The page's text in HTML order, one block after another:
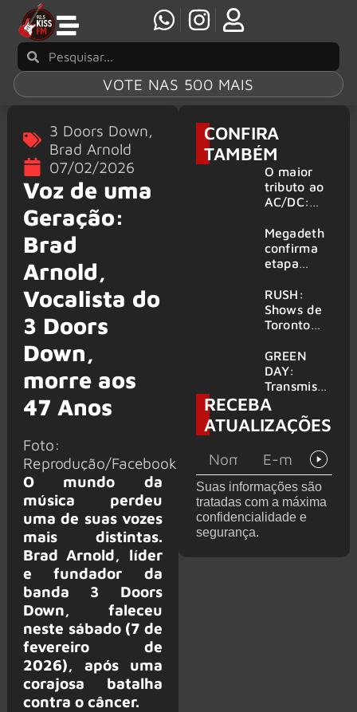
VOTE NAS 500 MAIS
3 Doors Down,
Brad Arnold
07/02/2026
Voz de uma
Geração:
Brad
Arnold,
Vocalista do
3 Doors
Down,
morre aos
47 Anos
Foto:
Reprodução/Facebook
O mundo da
música perdeu
uma de suas vozes
mais distintas.
Brad Arnold, líder
e fundador da
banda 3 Doors
Down, faleceu
neste sábado (7 de
fevereiro de
2026), após uma
corajosa batalha
contra o câncer.
CONFIRA
TAMBÉM
O maior
tributo ao
AC/DC:
traz ao
Brasil um
repertório
atravessa
gerações
Megadeth
confirma
etapa
da turnê
de
despedida
RUSH:
Shows de
Toronto
filmados
para
provável
filme
GREEN
DAY:
Transmissã
o 24 horas
‘Green Day
TV’ é
YouTube
RECEBA
ATUALIZAÇÕES
Suas informações são
tratadas com a máxima
confidencialidade e
segurança.